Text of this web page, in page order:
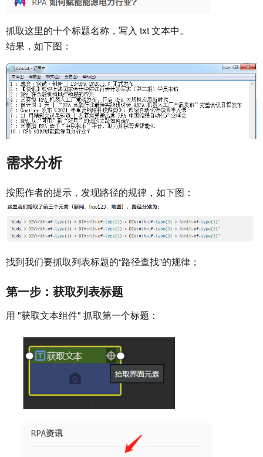
抓取这里的十个标题名称，写入 txt 文本中。
结果，如下图：
需求分析
按照作者的提示，发现路径的规律，如下图：
找到我们要抓取列表标题的“路径查找”的规律；
第一步：获取列表标题
用 "获取文本组件" 抓取第一个标题：